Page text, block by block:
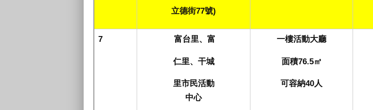
立德街77號)
7 富台里、富
仁里、干城
里市民活動
中心
一樓活動大廳
面積76.5㎡
可容納40人